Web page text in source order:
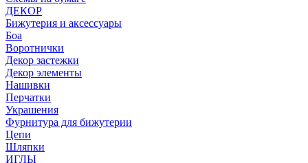
ДЕКОР
Бижутерия и аксессуары
Боа
Воротнички
Декор застежки
Декор элементы
Нашивки
Перчатки
Украшения
Фурнитура для бижутерии
Цепи
Шляпки
ИГЛЫ